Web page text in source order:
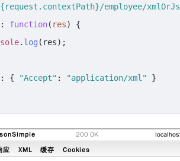
employee/
: function( res) {
. log (res);
: { "Accept" : "application/xml" }